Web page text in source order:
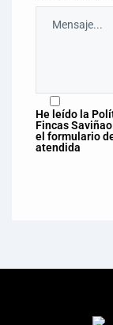
He leído la
Fincas
el formulario
atendida